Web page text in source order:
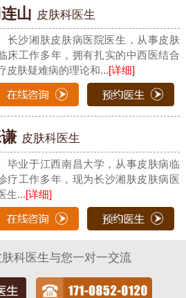
山 皮肤科医生
长沙湘肤皮肤病医院医生，从事皮肤
床工作多年，拥有扎实的中西医结合
皮肤疑难病的理论和...[详细]
皮肤科医生
毕业于江西南昌大学，从事皮肤病临
疗工作多年，现为长沙湘肤皮肤病医
生...[详细]
科医生与您一对一交流